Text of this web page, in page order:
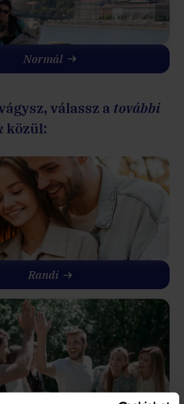
Normál
válassz a további
közül:
Randi